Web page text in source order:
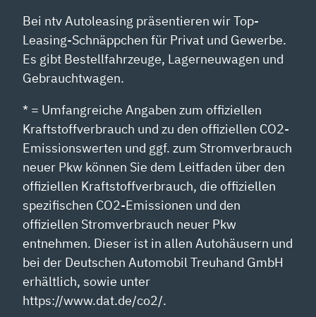
Bei ntv Autoleasing präsentieren wir Top-
Leasing-Schnäppchen für Privat und Gewerbe.
Es gibt Bestellfahrzeuge, Lagerneuwagen und
Gebrauchtwagen.
* = Umfangreiche Angaben zum offiziellen
Kraftstoffverbrauch und zu den offiziellen CO2-
Emissionswerten und ggf. zum Stromverbrauch
neuer Pkw können Sie dem Leitfaden über den
offiziellen Kraftstoffverbrauch, die offiziellen
spezifischen CO2-Emissionen und den
offiziellen Stromverbrauch neuer Pkw
entnehmen. Dieser ist in allen Autohäusern und
bei der Deutschen Automobil Treuhand GmbH
erhältlich, sowie unter
https://www.dat.de/co2/.